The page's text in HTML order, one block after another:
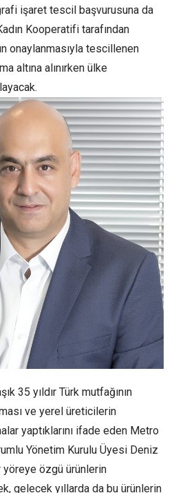
işaret tescil başvurusuna da
Kooperatifi tarafından
onaylanmasıyla tescillenen
altına alınırken ülke
35 yıldır Türk mutfağının
ve yerel üreticilerin
yaptıklarını ifade eden Metro
Yönetim Kurulu Üyesi Deniz
özgü ürünlerin
gelecek yıllarda da bu ürünlerin